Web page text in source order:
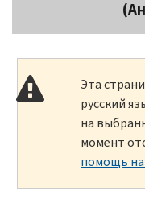
Эта
русский
на
момент
помощь